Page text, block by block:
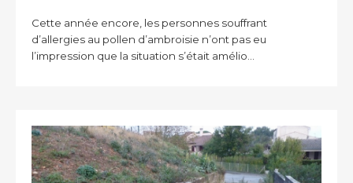
Cette année encore, les personnes souffrant
d’allergies au pollen d’ambroisie n’ont pas eu
l’impression que la situation s’était amélio...